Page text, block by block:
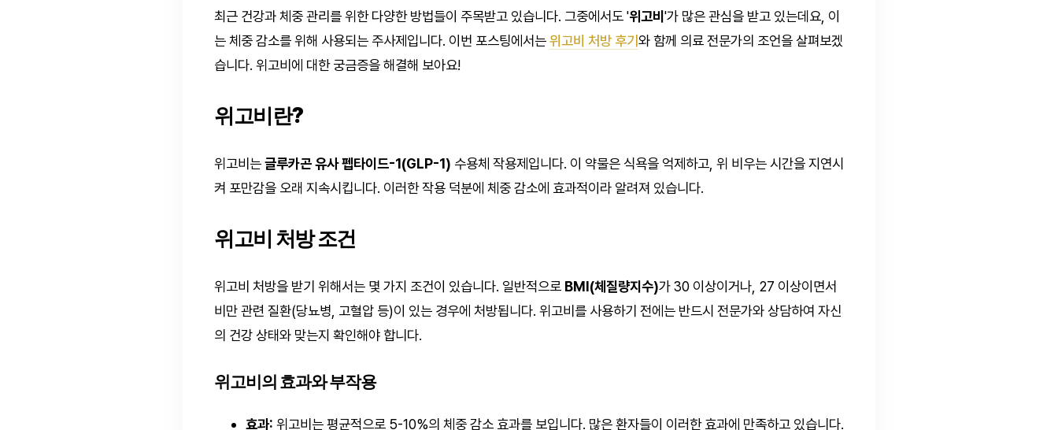
최근 건강과 체중 관리를 위한 다양한 방법들이 주목받고 있습니다. 그중에서도 '위고비 '가 많은 관심을 받고 있는데요, 이
는 체중 감소를 위해 사용되는 주사제입니다. 이번 포스팅에서는위고비 처방 후기 와 함께 의료 전문가의 조언을 살펴보겠
습니다. 위고비에 대한 궁금증을 해결해 보아요!
위고비란?
위고비는글루카곤 유사 펩타이드-1(GLP-1) 수용체 작용제입니다. 이 약물은 식욕을 억제하고, 위 비우는 시간을 지연시
켜 포만감을 오래 지속시킵니다. 이러한 작용 덕분에 체중 감소에 효과적이라 알려져 있습니다.
위고비 처방 조건
위고비 처방을 받기 위해서는 몇 가지 조건이 있습니다. 일반적으로 BMI(체질량지수)가 30 이상이거나, 27 이상이면서
비만 관련 질환(당뇨병, 고혈압 등)이 있는 경우에 처방됩니다. 위고비를 사용하기 전에는 반드시 전문가와 상담하여 자신
의 건강 상태와 맞는지 확인해야 합니다.
위고비의 효과와 부작용
효과: 위고비는 평균적으로 5-10%의 체중 감소 효과를 보입니다. 많은 환자들이 이러한 효과에 만족하고 있습니다.